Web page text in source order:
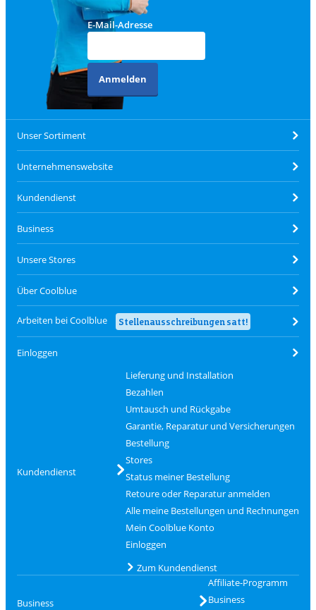
E-Mail-Adresse
Anmelden
Unser Sortiment
Unternehmenswebsite
Kundendienst
Business
Unsere Stores
Über Coolblue
Arbeiten bei Coolblue Stellenausschreibungen satt!
Einloggen
Kundendienst
Lieferung und Installation
Bezahlen
Umtausch und Rückgabe
Garantie, Reparatur und Versicherungen
Bestellung
Stores
Status meiner Bestellung
Retoure oder Reparatur anmelden
Alle meine Bestellungen und Rechnungen
Mein Coolblue Konto
Einloggen
Zum Kundendienst
Business
Affiliate-Programm
Business